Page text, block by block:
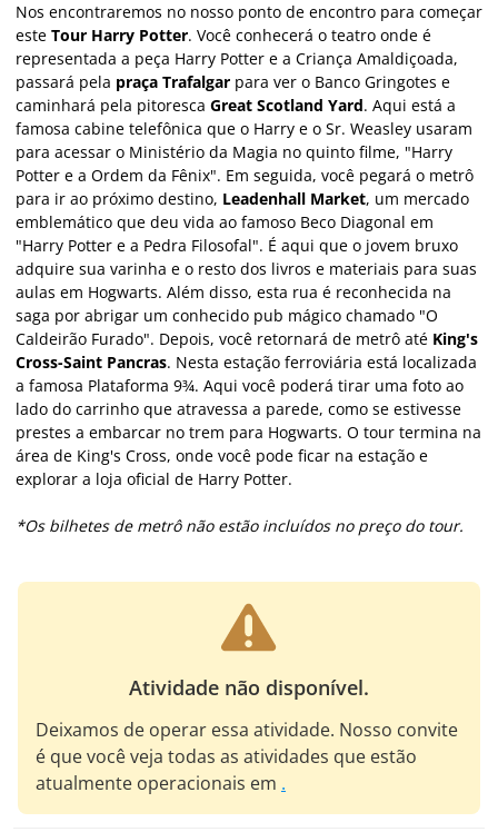
Nos encontraremos no nosso ponto de encontro para começar
este Tour Harry Potter. Você conhecerá o teatro onde é
representada a peça Harry Potter e a Criança Amaldiçoada,
passará pela praça Trafalgar para ver o Banco Gringotes e
caminhará pela pitoresca Great Scotland Yard. Aqui está a
famosa cabine telefônica que o Harry e o Sr. Weasley usaram
para acessar o Ministério da Magia no quinto filme, "Harry
Potter e a Ordem da Fênix". Em seguida, você pegará o metrô
para ir ao próximo destino, Leadenhall Market, um mercado
emblemático que deu vida ao famoso Beco Diagonal em
"Harry Potter e a Pedra Filosofal". É aqui que o jovem bruxo
adquire sua varinha e o resto dos livros e materiais para suas
aulas em Hogwarts. Além disso, esta rua é reconhecida na
saga por abrigar um conhecido pub mágico chamado "O
Caldeirão Furado". Depois, você retornará de metrô até King's
Cross-Saint Pancras. Nesta estação ferroviária está localizada
a famosa Plataforma 9¾. Aqui você poderá tirar uma foto ao
lado do carrinho que atravessa a parede, como se estivesse
prestes a embarcar no trem para Hogwarts. O tour termina na
área de King's Cross, onde você pode ficar na estação e
explorar a loja oficial de Harry Potter.
*Os bilhetes de metrô não estão incluídos no preço do tour.
Atividade não disponível.
Deixamos de operar essa atividade. Nosso convite
é que você veja todas as atividades que estão
atualmente operacionais em .